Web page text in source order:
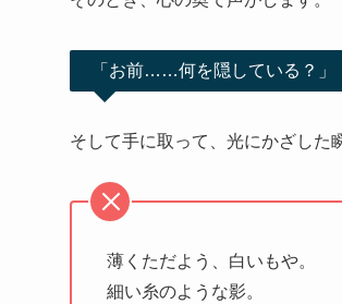
「お前……何を隠している？」
そして手に取って、光にかざした
薄くただよう、白いもや。
細い糸のような影。